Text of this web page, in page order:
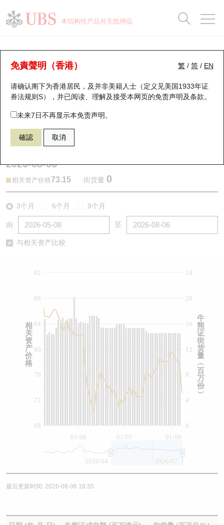
本结构性产品并无抵押品
繁 / 简 / EN
免責聲明（香港）
请确认阁下为香港居民，及并非美籍人士（定义见美国1933年证
券法规则S），并已阅读、理解及接受本网页的免责声明及条款。
未来7日不再显示本免责声明。
確認 取消
牛熊证分析仪
表现 街货统计 比较
64884 瑞银熊证 1299 友邦保险
2026-08-06
相关资产价格73.15 街货量 0
3个月 6个月 9个月
由 至
与相关资产比较
01/07
01/06 01/08
0
20
4
8
12
16
24
68
72
76
80
84
88
92
2026/04 2026/07
牛
熊
证
街
货
量
︵
百
万
份
︶
相
关
资
产
价
格
最后更新时间: 2026-08-06 16:35
瑞银认股证一览
新发行瑞银认股证
即将到期认股证
认股证到期结算价查找
认股证分析仪
认股证/牛熊证日志
街货统计
比较
牛熊全景快搜
牛熊证搜寻
牛熊证街货分布图
正股牛熊证列表
新发行瑞银牛熊证
牛熊证到期结算价查找
牛熊证文件及公告
牛熊证文件及公告 (瑞信)
街货统计
比较
十大升幅/跌幅
十大认股证成交分布
十天股证占大市成交
资金流
街货统计
正股分析仪
二十大活跃股份
恒指成份股
国指成份股
科指成份股
中资ETFs溢价比较
收市竞价变化
持股比重
显示所有持股比重
每月轮证大市专题
轮证专栏
讲座及教育短片
认股证投资者教育
牛熊证投资者教育